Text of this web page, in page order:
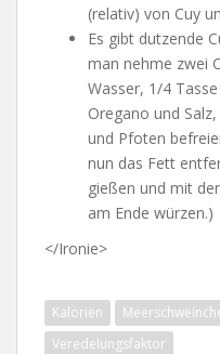
(relativ) von Cuy
Es gibt dutzende
man nehme zwei
Wasser, 1/4
Oregano und
und Pfoten
nun das Fett
gießen und mit
am Ende würzen.)
</Ironie>
Kalorien
Veredelungsfaktor